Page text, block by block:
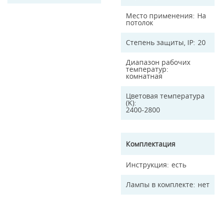
Место применения На
потолок
Степень защиты, IP 20
Диапазон рабочих
температур
комнатная
Цветовая температура
(K)
2400-2800
Комплектация
Инструкция есть
Лампы в комплекте нет